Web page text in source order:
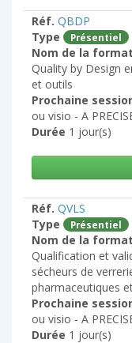
Réf. QBDP
Type
Présentiel
Nom de la
Quality by Design
et outils
Prochaine
ou visio - A
Durée 1 jour(s)
Réf. QVLS
Type
Présentiel
Nom de la
Qualification et
sécheurs de
pharmaceutiques
Prochaine
ou visio - A
Durée 1 jour(s)